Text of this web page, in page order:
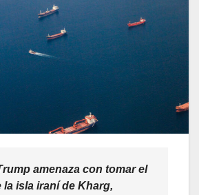
amenaza con tomar el
isla iraní de Kharg,